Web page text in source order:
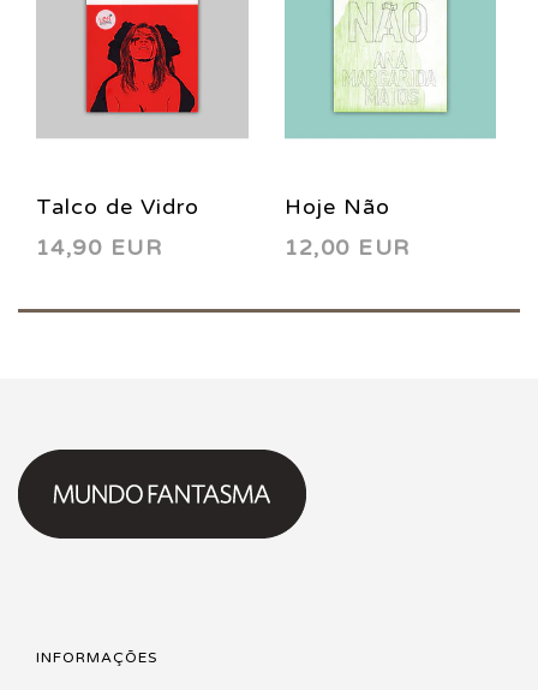
Talco de Vidro
2015
14,90 EUR
Hoje Não
12,00 EUR
INFORMAÇÕES